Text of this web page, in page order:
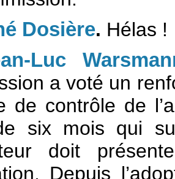
Dosière. Hélas !
Luc
a voté un
de contrôle de
six mois qui
doit
Depuis